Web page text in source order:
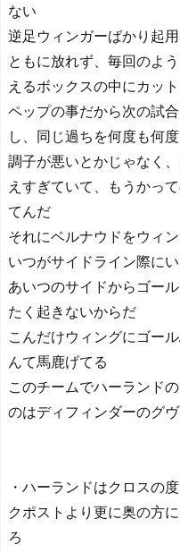
ない
逆足ウィンガーばかり起
ともに放れず、毎回のよ
えるボックスの中にカッ
ペップの事だから次の試
し、同じ過ちを何度も何
調子が悪いとかじゃなく
えすぎていて、もうかっ
てんだ
それにベルナウドをウィ
いつがサイドライン際に
あいつのサイドからゴー
たく起きないからだ
こんだけウィングにゴー
んて馬鹿げてる
このチームでハーランド
のはディフィンダーのグ
・ハーランドはクロスの
クポストより更に奥の方
ろ